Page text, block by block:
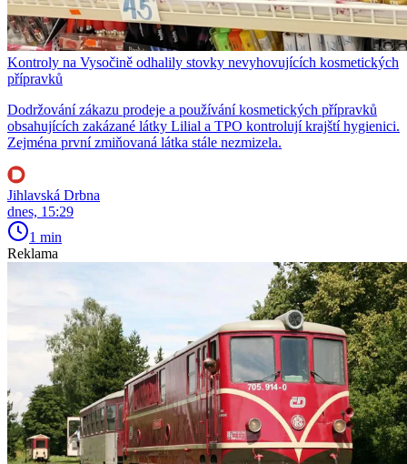
Kontroly na Vysočině odhalily stovky nevyhovujících kosmetických
přípravků
Dodržování zákazu prodeje a používání kosmetických přípravků
obsahujících zakázané látky Lilial a TPO kontrolují krajští hygienici.
Zejména první zmiňovaná látka stále nezmizela.
Jihlavská Drbna
dnes, 15:29
1 min
Reklama